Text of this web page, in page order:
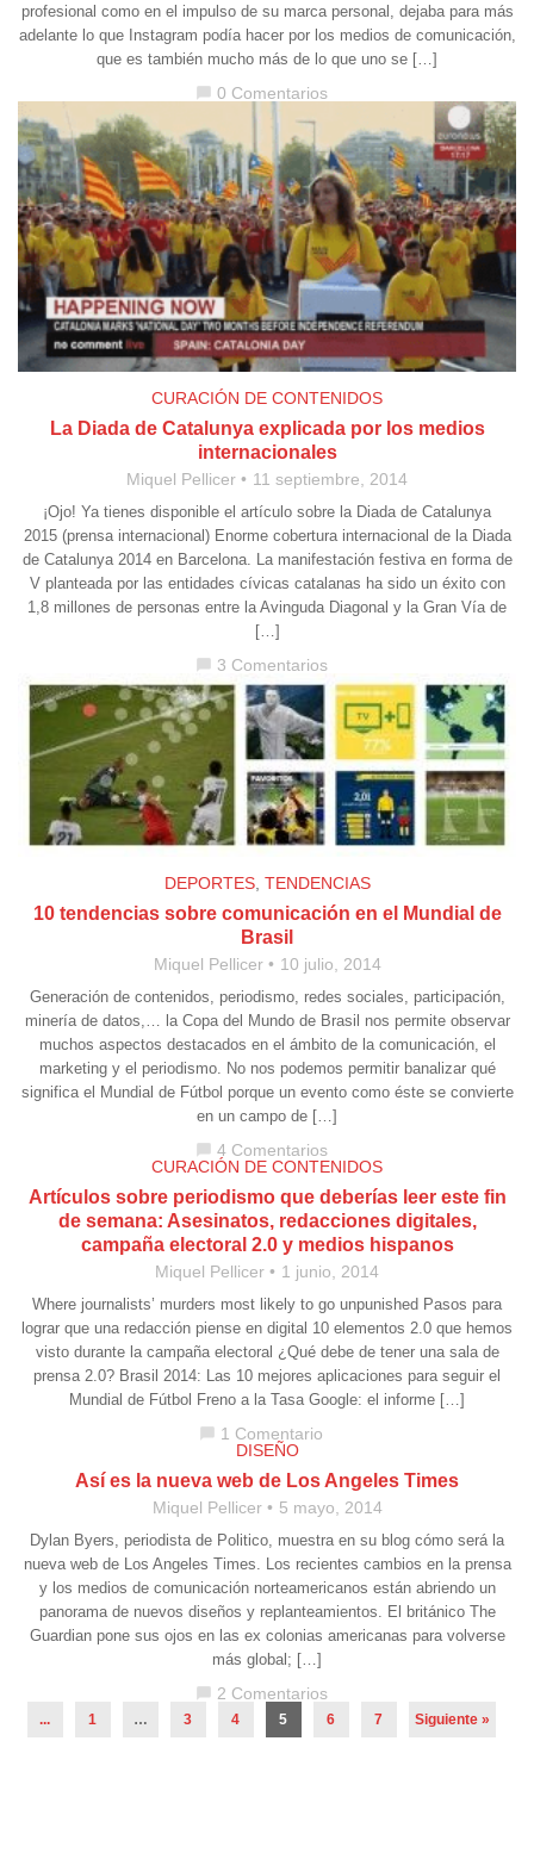
profesional como en el impulso de su marca personal, dejaba para más
adelante lo que Instagram podía hacer por los medios de comunicación,
que es también mucho más de lo que uno se […]
0 Comentarios
CURACIÓN DE CONTENIDOS
La Diada de Catalunya explicada por los medios
internacionales
Miquel Pellicer 11 septiembre, 2014
¡Ojo! Ya tienes disponible el artículo sobre la Diada de Catalunya
2015 (prensa internacional) Enorme cobertura internacional de la Diada
de Catalunya 2014 en Barcelona. La manifestación festiva en forma de
V planteada por las entidades cívicas catalanas ha sido un éxito con
1,8 millones de personas entre la Avinguda Diagonal y la Gran Vía de
[…]
3 Comentarios
DEPORTES, TENDENCIAS
10 tendencias sobre comunicación en el Mundial de
Brasil
Miquel Pellicer 10 julio, 2014
Generación de contenidos, periodismo, redes sociales, participación,
minería de datos,… la Copa del Mundo de Brasil nos permite observar
muchos aspectos destacados en el ámbito de la comunicación, el
marketing y el periodismo. No nos podemos permitir banalizar qué
significa el Mundial de Fútbol porque un evento como éste se convierte
en un campo de […]
chat_bubble 4 Comentarios
CURACIÓN DE CONTENIDOS
Artículos sobre periodismo que deberías leer este fin
de semana: Asesinatos, redacciones digitales,
campaña electoral 2.0 y medios hispanos
Miquel Pellicer 1 junio, 2014
Where journalists’ murders most likely to go unpunished Pasos para
lograr que una redacción piense en digital 10 elementos 2.0 que hemos
visto durante la campaña electoral ¿Qué debe de tener una sala de
prensa 2.0? Brasil 2014: Las 10 mejores aplicaciones para seguir el
Mundial de Fútbol Freno a la Tasa Google: el informe […]
chat_bubble 1 Comentario
DISEÑO
Así es la nueva web de Los Angeles Times
Miquel Pellicer 5 mayo, 2014
Dylan Byers, periodista de Politico, muestra en su blog cómo será la
nueva web de Los Angeles Times. Los recientes cambios en la prensa
y los medios de comunicación norteamericanos están abriendo un
panorama de nuevos diseños y replanteamientos. El británico The
Guardian pone sus ojos en las ex colonias americanas para volverse
más global; […]
chat_bubble 2 Comentarios
... 1 … 3 4 5 6 7 Siguiente »